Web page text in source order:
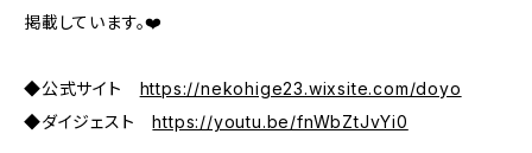
掲載しています。❤️
◆公式サイト https://nekohige23.wixsite.com/doyo
◆ダイジェストhttps://youtu.be/fnWbZtJvYi0